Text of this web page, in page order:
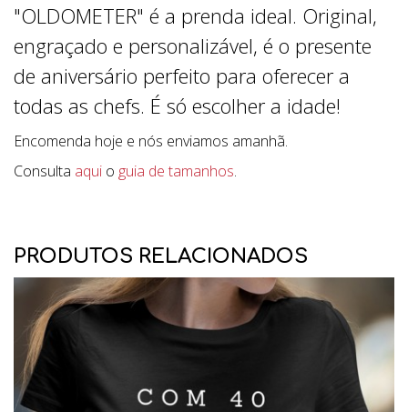
"OLDOMETER" é a prenda ideal. Original,
engraçado e personalizável, é o presente
de aniversário perfeito para oferecer a
todas as chefs. É só escolher a idade!
Encomenda hoje e nós enviamos amanhã.
Consulta aqui o guia de tamanhos.
PRODUTOS RELACIONADOS